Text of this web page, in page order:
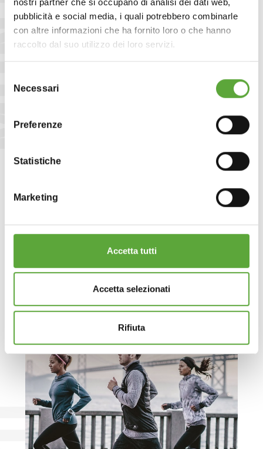
nostri partner che si occupano di analisi dei dati web,
pubblicità e social media, i quali potrebbero combinarle
con altre informazioni che ha fornito loro o che hanno
raccolto dal suo utilizzo dei loro servizi.
delNecessari
Preferenze
Statistiche
Marketing
Accetta tutti
Accetta selezionati
Rifiuta